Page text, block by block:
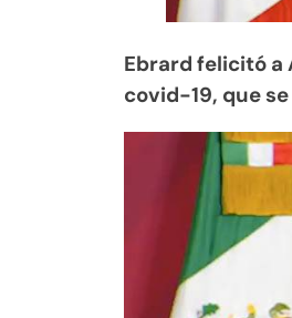
Ebrard felicitó a
covid-19, que